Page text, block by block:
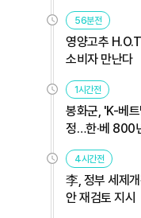
56분전
영양고추
소비자 만난다
1시간전
봉화군, 'K-베
정…한·베 800
4시간전
李, 정부 세제
안 재검토 지시